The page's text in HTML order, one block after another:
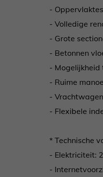
-
- Volledige
- Grote
- Betonnen
-
- Ruime
-
- Flexibele
* Technische
- Elektriciteit:
-